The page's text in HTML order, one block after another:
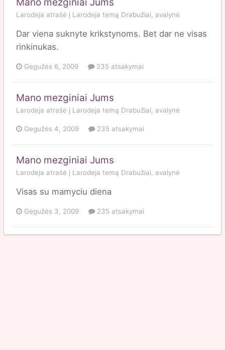
Larodeja atrašė į Larodeja temą Drabužiai, avalynė
Dar viena suknyte krikstynoms. Bet dar ne visas
rinkinukas.
Gegužės 6, 2009 235 atsakymai
Mano mezginiai Jums
Larodeja atrašė į Larodeja temą Drabužiai, avalynė
Gegužės 4, 2009 235 atsakymai
Mano mezginiai Jums
Larodeja atrašė į Larodeja temą Drabužiai, avalynė
Visas su mamyciu diena
Gegužės 3, 2009 235 atsakymai